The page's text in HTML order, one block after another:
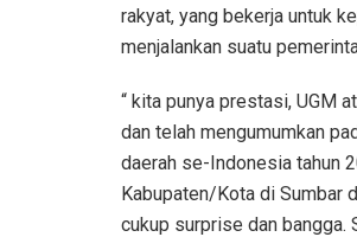
rakyat, yang bekerja untuk
menjalankan suatu
“ kita punya prestasi, UGM
dan telah mengumumkan
daerah se-Indonesia tahun
Kabupaten/Kota di Sumbar
cukup surprise dan bangga.